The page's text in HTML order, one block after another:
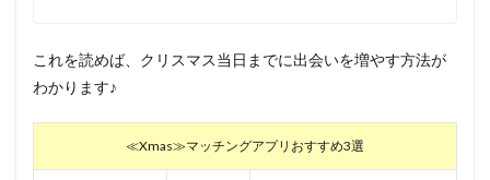
これを読めば、クリスマス当日までに出会いを増やす方法が
わかります♪
≪Xmas≫マッチングアプリおすすめ3選